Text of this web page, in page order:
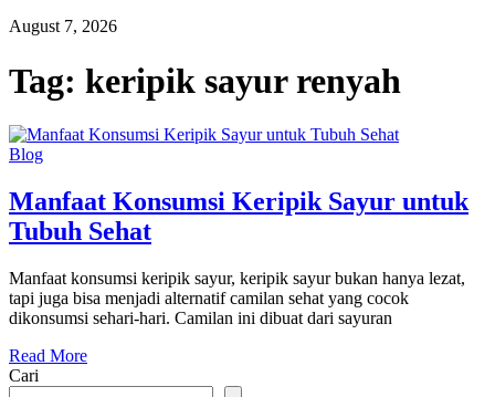
August 7, 2026
Tag: keripik sayur renyah
Blog
Manfaat Konsumsi Keripik Sayur untuk
Tubuh Sehat
Manfaat konsumsi keripik sayur, keripik sayur bukan hanya lezat,
tapi juga bisa menjadi alternatif camilan sehat yang cocok
dikonsumsi sehari-hari. Camilan ini dibuat dari sayuran
Read More
Cari